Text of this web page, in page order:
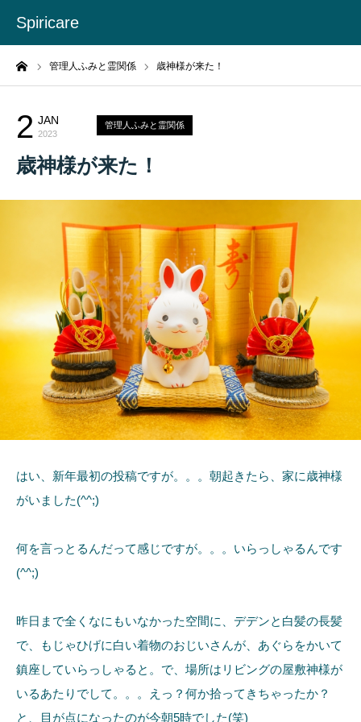
Spiricare
管理人ふみと霊関係 歳神様が来た！
2 JAN
2023
管理人ふみと霊関係
歳神様が来た！
はい、新年最初の投稿ですが。。。朝起きたら、家に歳神様
がいました(^^;)
何を言っとるんだって感じですが。。。いらっしゃるんです
(^^;)
昨日まで全くなにもいなかった空間に、デデンと白髪の長髪
で、もじゃひげに白い着物のおじいさんが、あぐらをかいて
鎮座していらっしゃると。で、場所はリビングの屋敷神様が
いるあたりでして。。。えっ？何か拾ってきちゃったか？
と、目が点になったのが今朝5時でした(笑)